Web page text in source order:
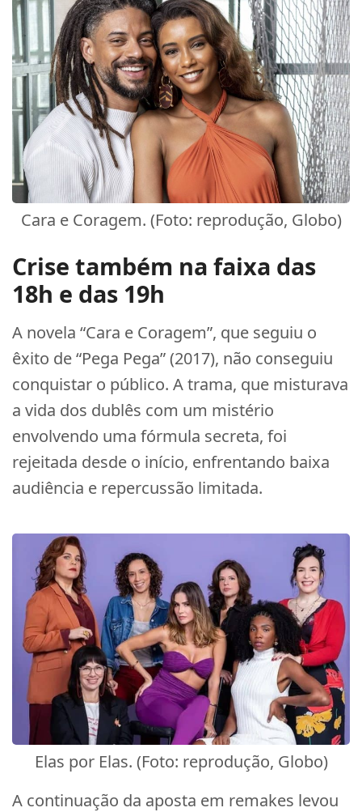
Cara e Coragem. (Foto: reprodução, Globo)
Crise também na faixa das
18h e das 19h
A novela “Cara e Coragem”, que seguiu o
êxito de “Pega Pega” (2017), não conseguiu
conquistar o público. A trama, que misturava
a vida dos dublês com um mistério
envolvendo uma fórmula secreta, foi
rejeitada desde o início, enfrentando baixa
audiência e repercussão limitada.
Elas por Elas. (Foto: reprodução, Globo)
A continuação da aposta em remakes levou